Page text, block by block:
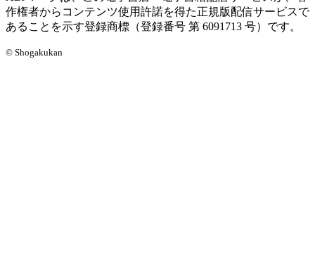
作権者からコンテンツ使用許諾を得た正規版配信サービスで
あることを示す登録商標（登録番号 第 6091713 号）です。
© Shogakukan